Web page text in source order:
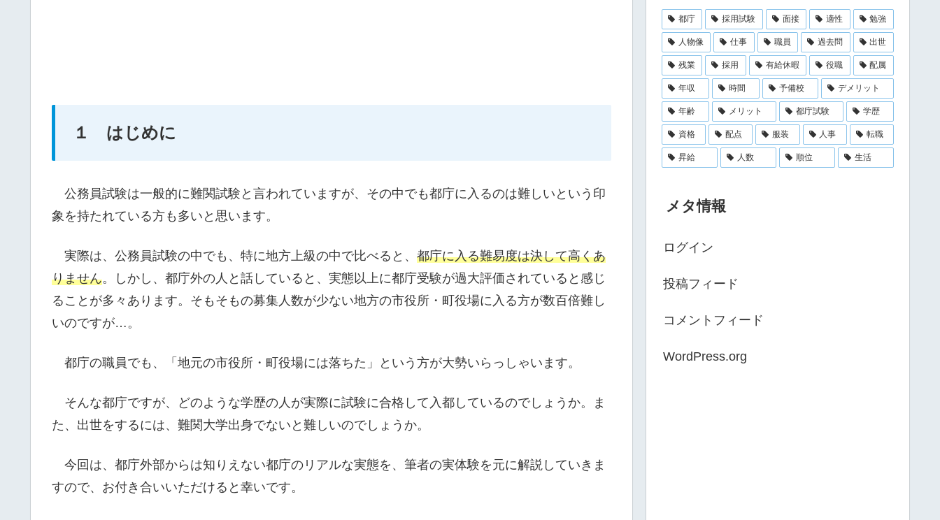
１ はじめに
公務員試験は一般的に難関試験と言われていますが、その中でも都庁に入るのは難しいという印
象を持たれている方も多いと思います。
実際は、公務員試験の中でも、特に地方上級の中で比べると、 都庁に入る難易度は決して高くあ
りません。しかし、都庁外の人と話していると、実態以上に都庁受験が過大評価されていると感じ
ることが多々あります。そもそもの募集人数が少ない地方の市役所・町役場に入る方が数百倍難し
いのですが…。
都庁の職員でも、「地元の市役所・町役場には落ちた」という方が大勢いらっしゃいます。
そんな都庁ですが、どのような学歴の人が実際に試験に合格して入都しているのでしょうか。ま
た、出世をするには、難関大学出身でないと難しいのでしょうか。
今回は、都庁外部からは知りえない都庁のリアルな実態を、筆者の実体験を元に解説していきま
すので、お付き合いいただけると幸いです。
都庁 採用試験 面接 適性 勉強
人物像 仕事 職員 過去問 出世
残業 採用 有給休暇 役職 配属
年収 時間 予備校 デメリット
年齢 メリット 都庁試験 学歴
資格 配点 服装 人事 転職
昇給 人数 順位 生活
メタ情報
ログイン
投稿フィード
コメントフィード
WordPress.org